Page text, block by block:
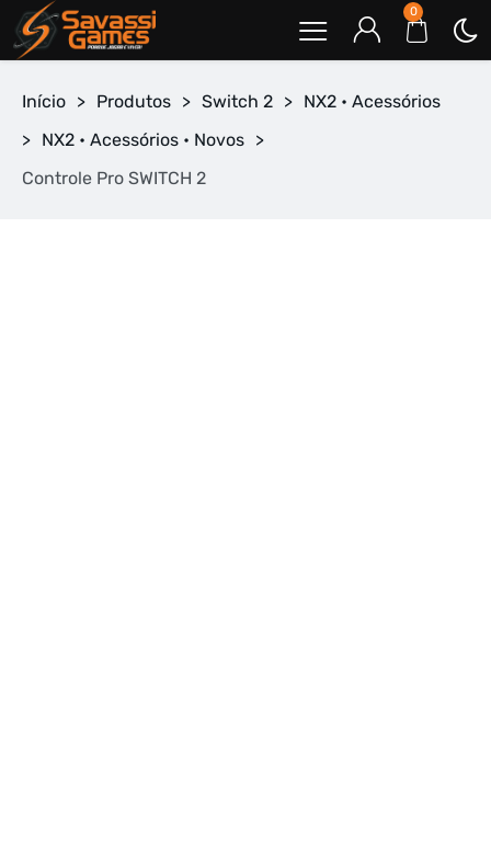
0
Início > Produtos > Switch 2 > NX2 • Acessórios
> NX2 • Acessórios • Novos >
Controle Pro SWITCH 2